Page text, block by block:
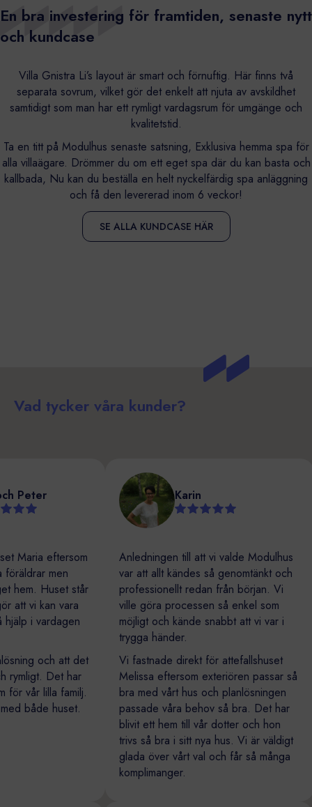
En bra investering för framtiden, senaste nytt
och kundcase
Villa Gnistra Li’s layout är smart och förnuftig. Här finns två
separata sovrum, vilket gör det enkelt att njuta av avskildhet
samtidigt som man har ett rymligt vardagsrum för umgänge och
kvalitetstid.
Ta en titt på Modulhus senaste satsning, Exklusiva hemma spa för
alla villaägare. Drömmer du om ett eget spa där du kan basta och
kallbada, Nu kan du beställa en helt nyckelfärdig spa anläggning
och få den levererad inom 6 veckor!
SE ALLA KUNDCASE HÄR
Vad tycker våra kunder?
eftersom
men
Huset står
kan vara
i vardagen
och att det
Det har
lilla familj.
huset.
Karin
Anledningen till att vi valde Modulhus
var att allt kändes så genomtänkt och
professionellt redan från början. Vi
ville göra processen så enkel som
möjligt och kände snabbt att vi var i
trygga händer.
Vi fastnade direkt för attefallshuset
Melissa eftersom exteriören passar så
bra med vårt hus och planlösningen
passade våra behov så bra. Det har
blivit ett hem till vår dotter och hon
trivs så bra i sitt nya hus. Vi är väldigt
glada över vårt val och får så många
komplimanger.